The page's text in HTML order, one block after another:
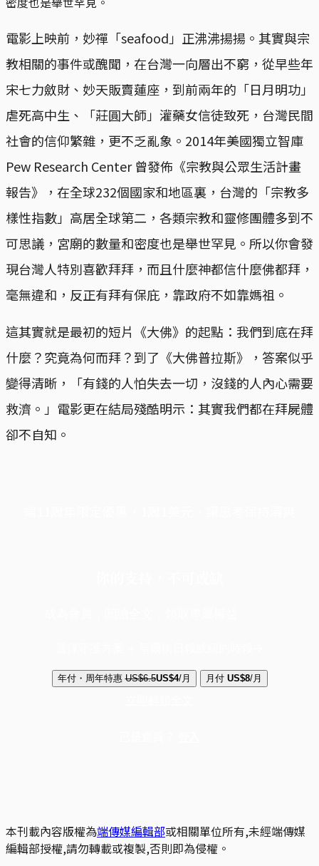
電影上映前，妙禪「seafood」正沸沸揚揚。其實與宗
教相關的事件或醜聞，在台灣一向層出不窮，從早些年
宋七力斂財、妙天販賣蓮座，到前兩年的「日月明功」
虐死高中生、「莊圓大師」灌藥女信徒致死，台灣民間
社會的信仰繁雜，更不乏亂象。2014年美國獨立智庫
Pew Research Center 曾發佈《宗教與公眾生活計畫
報告》，在全球232個國家和地區裏，台灣的「宗教多
樣性指數」高居全球第二，各類宗教和靈修團體多到不
可思議，宮廟的數量和密度也是舉世罕見。所以你會發
現台灣人特別喜歡拜拜，而且什麼神都信什麼佛都拜，
毫無違和，反正有拜有保庇，靠政府不如靠媽祖。
這其實就是最初的短片《大佛》的起點：我們到底在拜
什麼？究竟為何而拜？到了《大佛普拉斯》，答案似乎
變得清晰，「有錢的人怕失去一切，沒錢的人內心需要
救濟。」電影更在結局殘酷明示：其實我們都在拜屍體
卻不自知。
年付・周年特惠 US$6.5US$4/月 月付 US$8/月
本刊載內容版權為端傳媒編輯部或相關單位所有,未經端傳媒
編輯部授權,請勿轉載或複製,否則即為侵權。